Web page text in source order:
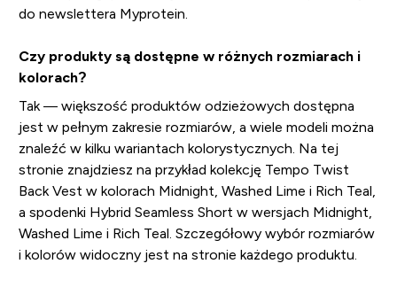
do newslettera Myprotein.
Czy produkty są dostępne w różnych rozmiarach i
kolorach?
Tak — większość produktów odzieżowych dostępna
jest w pełnym zakresie rozmiarów, a wiele modeli można
znaleźć w kilku wariantach kolorystycznych. Na tej
stronie znajdziesz na przykład kolekcję Tempo Twist
Back Vest w kolorach Midnight, Washed Lime i Rich Teal,
a spodenki Hybrid Seamless Short w wersjach Midnight,
Washed Lime i Rich Teal. Szczegółowy wybór rozmiarów
i kolorów widoczny jest na stronie każdego produktu.